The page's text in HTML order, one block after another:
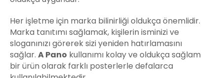
Her işletme için marka bilinirliği oldukça önemlidir.
Marka tanıtımı sağlamak, kişilerin isminizi ve
sloganınızı görerek sizi yeniden hatırlamasını
sağlar. A Pano kullanımı kolay ve oldukça sağlam
bir ürün olarak farklı posterlerle defalarca